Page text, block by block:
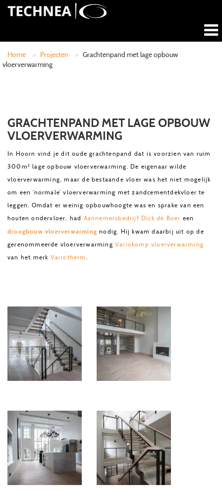
Home » Projecten » Grachtenpand met lage opbouw
vloerverwarming
GRACHTENPAND MET LAGE OPBOUW
VLOERVERWARMING
In Hoorn vind je dit oude grachtenpand dat is voorzien van ruim
300m² lage opbouw vloerverwarming. De eigenaar wilde
vloerverwarming, maar de bestaande vloer was het niet mogelijk
om een ‘normale’ vloerverwarming met zandcementdekvloer te
leggen. Omdat er weinig opbouwhoogte was en sprake van een
houten ondervloer, had Aannemersbedrijf Dick de Boer een
droogbouw vloerverwarming nodig. Hij kwam daarbij uit op de
gerenommeerde vloerverwarming Variokomp vloerverwarming
van het merk Variotherm .